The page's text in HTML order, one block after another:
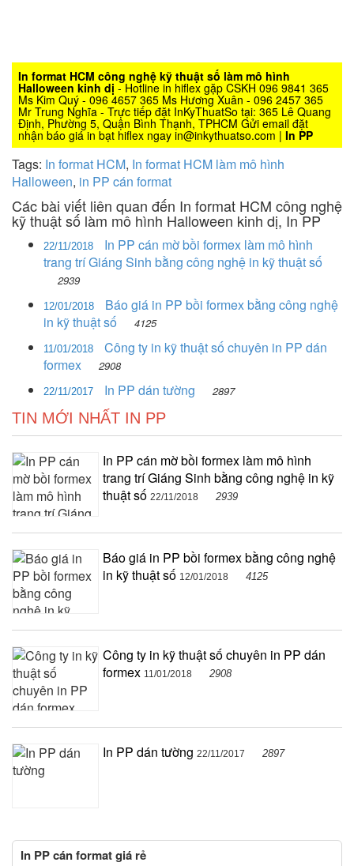
In format HCM công nghệ kỹ thuật số làm mô hình
Halloween kinh dị - Hotline in hiflex gặp CSKH 096 9841 365
Ms Kim Quý - 096 4657 365 Ms Hương Xuân - 096 2457 365
Mr Trung Nghĩa - Trực tiếp đặt InKyThuatSo tại: 365 Lê Quang
Định, Phường 5, Quận Bình Thạnh, TPHCM Gửi email đặt
nhận báo giá in bạt hiflex ngay in@inkythuatso.com | In PP
Tags: In format HCM, In format HCM làm mô hình
Halloween, in PP cán format
Các bài viết liên quan đến In format HCM công nghệ
kỹ thuật số làm mô hình Halloween kinh dị, In PP
22/11/2018
In PP cán mờ bồi formex làm mô hình
trang trí Giáng Sinh bằng công nghệ in kỹ thuật số
2939
12/01/2018
Báo giá in PP bồi formex bằng công nghệ
in kỹ thuật số
4125
11/01/2018
Công ty in kỹ thuật số chuyên in PP dán
formex
2908
22/11/2017 In PP dán tường 2897
TIN MỚI NHẤT IN PP
In PP cán mờ bồi formex làm mô hình
trang trí Giáng Sinh bằng công nghệ in kỹ
thuật số 22/11/2018 2939
Báo giá in PP bồi formex bằng công nghệ
in kỹ thuật số 12/01/2018 4125
Công ty in kỹ thuật số chuyên in PP dán
formex 11/01/2018 2908
In PP dán tường 22/11/2017 2897
In PP cán format giá rẻ